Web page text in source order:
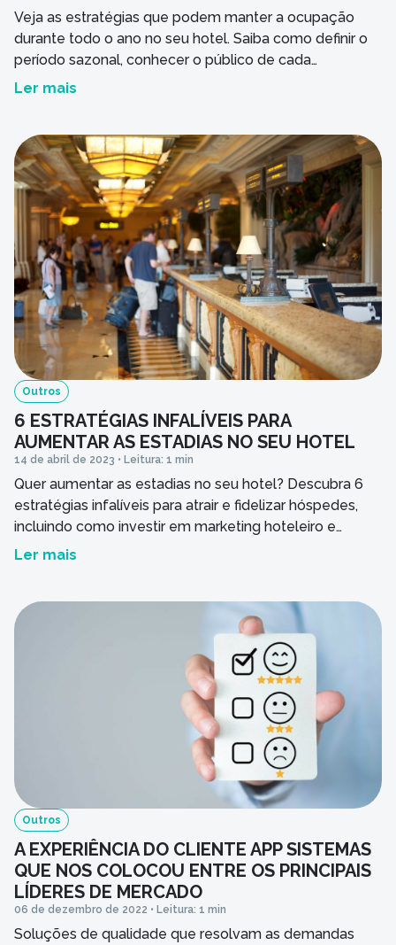
Veja as estratégias que podem manter a ocupação
durante todo o ano no seu hotel. Saiba como definir o
período sazonal, conhecer o público de cada
temporada, criar a própria demanda, construir parcerias
Ler mais
Outros
6 ESTRATÉGIAS INFALÍVEIS PARA
AUMENTAR AS ESTADIAS NO SEU HOTEL
14 de abril de 2023 • Leitura: 1 min
Quer aumentar as estadias no seu hotel? Descubra 6
estratégias infalíveis para atrair e fidelizar hóspedes,
incluindo como investir em marketing hoteleiro e
melhorar o pós-venda. Leia agora!
Ler mais
Outros
A EXPERIÊNCIA DO CLIENTE APP SISTEMAS
QUE NOS COLOCOU ENTRE OS PRINCIPAIS
LÍDERES DE MERCADO
06 de dezembro de 2022 • Leitura: 1 min
Soluções de qualidade que resolvam as demandas